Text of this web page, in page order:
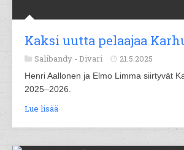
Kaksi uutta pelaajaa
Salibandy - Divari 21.5.2025
Henri Aallonen ja Elmo Limma siirtyvät
2025–2026.
Lue lisää